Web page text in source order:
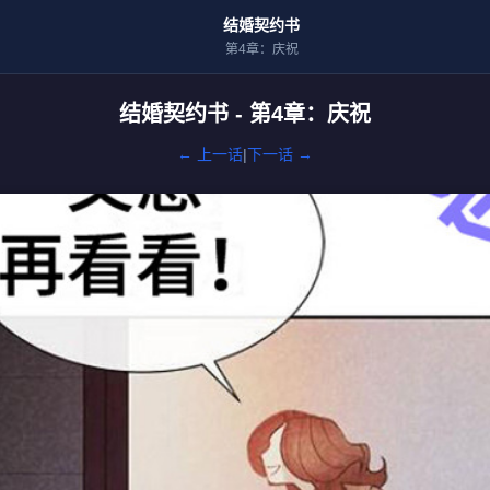
结婚契约书
第4章：庆祝
结婚契约书 - 第4章：庆祝
← 上一话|下一话 →